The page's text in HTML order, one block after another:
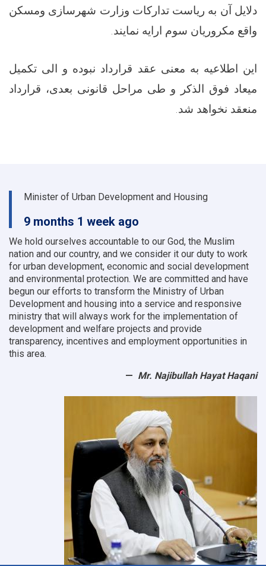
دلایل آن به ریاست تدارکات وزارت شهرسازی ومسکن
واقع مکروریان سوم ارایه نمایند.
این اطلاعیه به معنی عقد قرارداد نبوده و الی تکمیل
میعاد فوق الذکر و طی مراحل قانونی بعدی، قرارداد
منعقد نخواهد شد.
Minister of Urban Development and Housing
9 months 1 week ago
We hold ourselves accountable to our God, the Muslim
nation and our country, and we consider it our duty to work
for urban development, economic and social development
and environmental protection. We are committed and have
begun our efforts to transform the Ministry of Urban
Development and housing into a service and responsive
ministry that will always work for the implementation of
development and welfare projects and provide
transparency, incentives and employment opportunities in
this area.
Mr. Najibullah Hayat Haqani